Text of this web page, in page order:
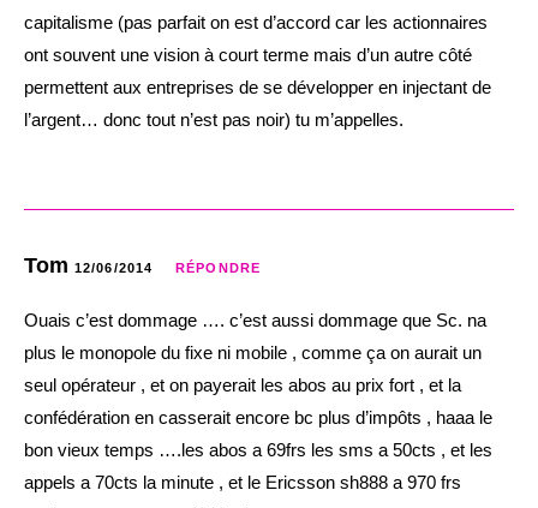
capitalisme (pas parfait on est d’accord car les actionnaires
ont souvent une vision à court terme mais d’un autre côté
permettent aux entreprises de se développer en injectant de
l’argent… donc tout n’est pas noir) tu m’appelles.
Tom 12/06/2014 RÉPONDRE
Ouais c’est dommage …. c’est aussi dommage que Sc. na
plus le monopole du fixe ni mobile , comme ça on aurait un
seul opérateur , et on payerait les abos au prix fort , et la
confédération en casserait encore bc plus d’impôts , haaa le
bon vieux temps ….les abos a 69frs les sms a 50cts , et les
appels a 70cts la minute , et le Ericsson sh888 a 970 frs